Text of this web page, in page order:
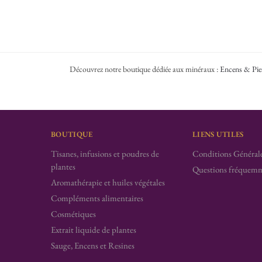
Découvrez notre boutique dédiée aux minéraux :Encens &
BOUTIQUE
Tisanes, infusions et poudres de
plantes
Aromathérapie et huiles végétales
Compléments alimentaires
Cosmétiques
Extrait liquide de plantes
Sauge, Encens et Resines
LIENS UTILES
Conditions
Questions